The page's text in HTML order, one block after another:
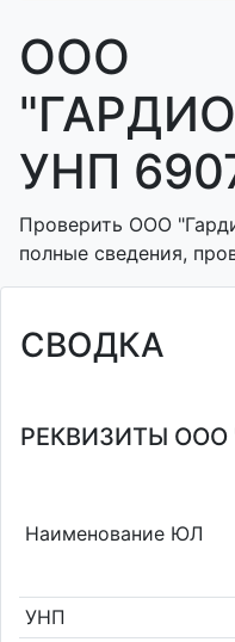
ООО
УНП
Проверить ООО
полные сведения,
СВОДКА
РЕКВИЗИТЫ ООО
Наименование ЮЛ
УНП